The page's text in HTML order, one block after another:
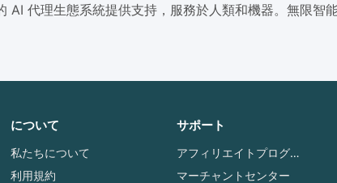
代理生態系統提供支持，服務於人類和機器。無限智
について
私たちについて
利用規約
サポート
アフィリエイトプログラム
マーチャントセンター